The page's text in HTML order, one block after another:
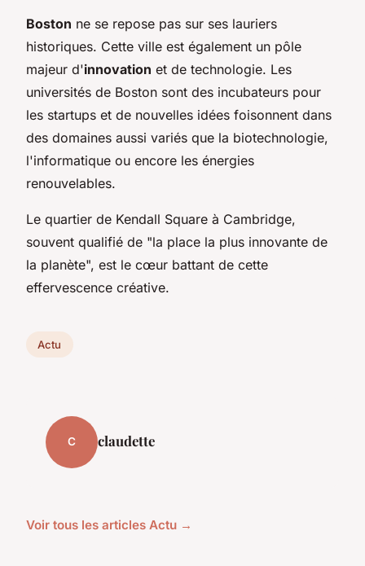
Boston ne se repose pas sur ses lauriers
historiques. Cette ville est également un pôle
majeur d'innovation et de technologie. Les
universités de Boston sont des incubateurs pour
les startups et de nouvelles idées foisonnent dans
des domaines aussi variés que la biotechnologie,
l'informatique ou encore les énergies
renouvelables.
Le quartier de Kendall Square à Cambridge,
souvent qualifié de "la place la plus innovante de
la planète", est le cœur battant de cette
effervescence créative.
Actu
C claudette
Voir tous les articles Actu →